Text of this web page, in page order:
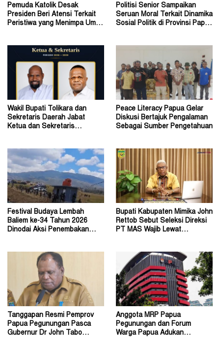
Pemuda Katolik Desak
Presiden Beri Atensi Terkait
Peristiwa yang Menimpa Umat
Politisi Senior Sampaikan
Seruan Moral Terkait Dinamika
Sosial Politik di Provinsi Papua
Wakil Bupati Tolikara dan
Sekretaris Daerah Jabat
Ketua dan Sekretaris
Peace Literacy Papua Gelar
Diskusi Bertajuk Pengalaman
Sebagai Sumber Pengetahuan
Festival Budaya Lembah
Baliem ke-34 Tahun 2026
Dinodai Aksi Penembakan
Bupati Kabupaten Mimika John
Rettob Sebut Seleksi Direksi
PT MAS Wajib Lewat
Tanggapan Resmi Pemprov
Papua Pegunungan Pasca
Gubernur Dr John Tabo
Anggota MRP Papua
Pegunungan dan Forum
Warga Papua Adukan